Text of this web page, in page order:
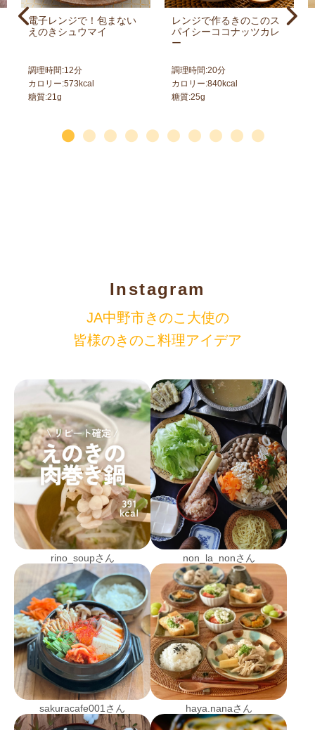
電子レンジで！包まない
えのきシュウマイ
調理時間:12分
カロリー:573kcal
糖質:21 g
レンジで作るきのこのス
パイシーココナッツカレ
ー
調理時間:20分
カロリー:840kcal
糖質:25g
Instagram
JA中野市きのこ大使の
皆様のきのこ料理アイデア
rino_soupさん non_la_nonさん
sakuracafe001さん haya.nanaさん